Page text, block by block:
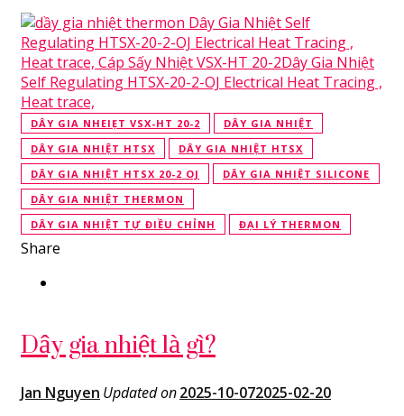
DÂY GIA NHEIẸT VSX-HT 20-2
DÂY GIA NHIỆT
DÂY GIA NHIỆT HTSX
DÂY GIA NHIỆT HTSX
DÂY GIA NHIỆT HTSX 20-2 OJ
DÂY GIA NHIỆT SILICONE
DÂY GIA NHIỆT THERMON
DÂY GIA NHIỆT TỰ ĐIỀU CHỈNH
ĐẠI LÝ THERMON
Share
Dây gia nhiệt là gì?
Jan Nguyen Updated on2025-10-072025-02-20